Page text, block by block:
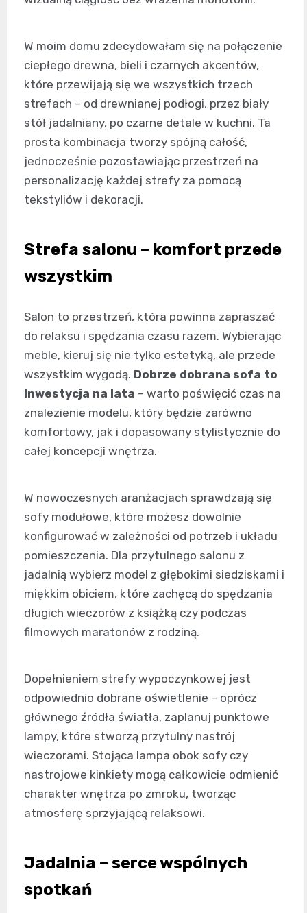
W moim domu zdecydowałam się na połączenie
ciepłego drewna, bieli i czarnych akcentów,
które przewijają się we wszystkich trzech
strefach – od drewnianej podłogi, przez biały
stół jadalniany, po czarne detale w kuchni. Ta
prosta kombinacja tworzy spójną całość,
jednocześnie pozostawiając przestrzeń na
personalizację każdej strefy za pomocą
tekstyliów i dekoracji.
Strefa salonu – komfort przede
wszystkim
Salon to przestrzeń, która powinna zapraszać
do relaksu i spędzania czasu razem. Wybierając
meble, kieruj się nie tylko estetyką, ale przede
wszystkim wygodą. Dobrze dobrana sofa to
inwestycja na lata – warto poświęcić czas na
znalezienie modelu, który będzie zarówno
komfortowy, jak i dopasowany stylistycznie do
całej koncepcji wnętrza.
W nowoczesnych aranżacjach sprawdzają się
sofy modułowe, które możesz dowolnie
konfigurować w zależności od potrzeb i układu
pomieszczenia. Dla przytulnego salonu z
jadalnią wybierz model z głębokimi siedziskami i
miękkim obiciem, które zachęcą do spędzania
długich wieczorów z książką czy podczas
filmowych maratonów z rodziną.
Dopełnieniem strefy wypoczynkowej jest
odpowiednio dobrane oświetlenie – oprócz
głównego źródła światła, zaplanuj punktowe
lampy, które stworzą przytulny nastrój
wieczorami. Stojąca lampa obok sofy czy
nastrojowe kinkiety mogą całkowicie odmienić
charakter wnętrza po zmroku, tworząc
atmosferę sprzyjającą relaksowi.
Jadalnia – serce wspólnych
spotkań